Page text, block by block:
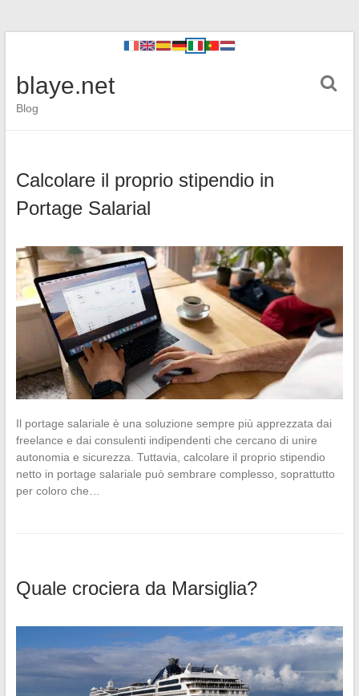
blaye.net
Blog
Calcolare il proprio stipendio in
Portage Salarial
Il portage salariale è una soluzione sempre più apprezzata dai
freelance e dai consulenti indipendenti che cercano di unire
autonomia e sicurezza. Tuttavia, calcolare il proprio stipendio
netto in portage salariale può sembrare complesso, soprattutto
per coloro che…
Quale crociera da Marsiglia?